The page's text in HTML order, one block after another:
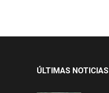
ÚLTIMAS NOTICIAS